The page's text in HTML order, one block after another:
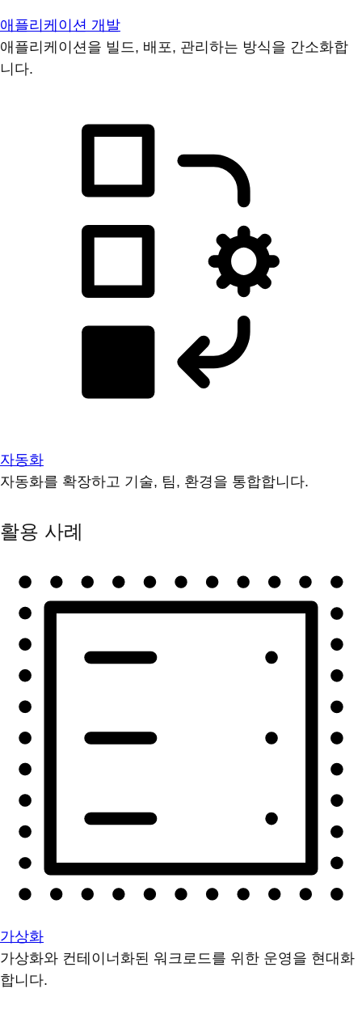
애플리케이션 개발
애플리케이션을 빌드, 배포, 관리하는 방식을 간소화합
니다.
자동화
자동화를 확장하고 기술, 팀, 환경을 통합합니다.
활용 사례
가상화
가상화와 컨테이너화된 워크로드를 위한 운영을 현대화
합니다.